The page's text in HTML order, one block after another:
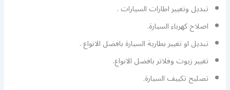
تبديل وتغيير اطارات السيارات .
اصلاح كهرباء السيارة.
تبديل او تغيير بطارية السيارة بافضل الانواع .
تغيير زيوت وفلاتر بافضل الانواع.
تصليح تكييف السيارة.